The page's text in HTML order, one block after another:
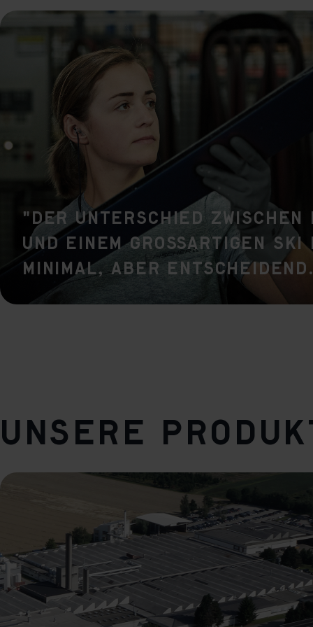
"Der Unterschied zwischen
und einem großartigen Ski
minimal, aber
Unsere